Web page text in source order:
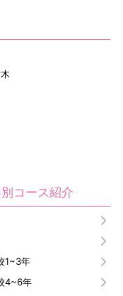
コース紹介
1~3年
4~6年